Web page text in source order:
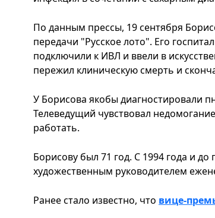
По данным прессы, 19 сентября
передачи "Русское лото". Его
подключили к ИВЛ и ввели в
пережил клиническую смерть и
У Борисова якобы диагностировали
Телеведущий чувствовал
работать.
Борисову был 71 год. С 1994 года и
художественным руководителем
Ранее стало известно, что вице-